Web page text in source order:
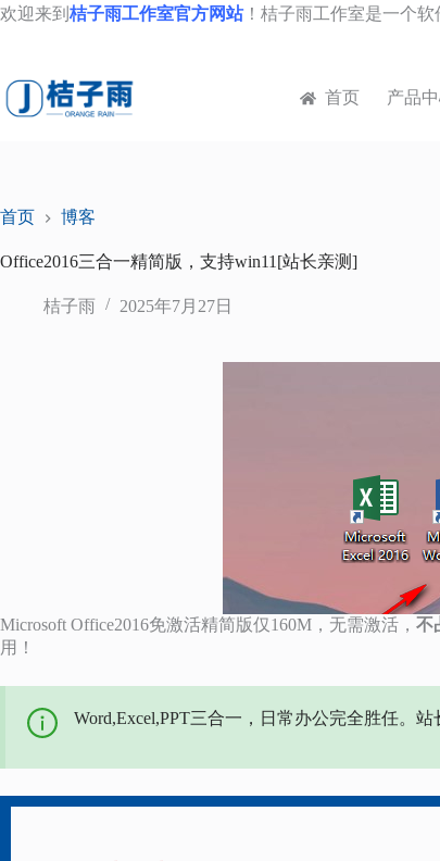
跳
容
欢迎来到 桔子雨工作室官方网站！桔子雨工作室是一个软
首页 产品
首页 博客
Office2016三合一精简版，支持win11[站长亲测]
桔子雨 2025年7月27日
Microsoft Office2016免激活精简版仅160M，无需激活， 不
用！
Word,Excel,PPT三合一，日常办公完全胜任。